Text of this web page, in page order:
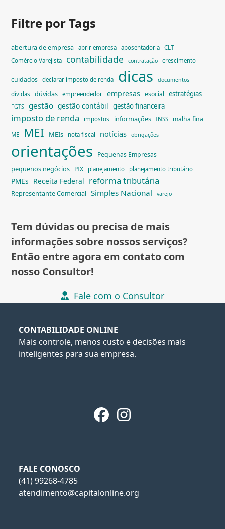
Filtre por Tags
abertura de empresa abrir empresa aposentadoria
CLT
Comércio Varejista
contabilidade contratação crescimento
cuidados declarar imposto de renda dicas documentos
dívidas dúvidas empreendedor empresas esocial estratégias
FGTS gestão gestão contábil gestão financeira
imposto de renda impostos informações INSS malha fina
ME MEI MEIs nota fiscal notícias obrigações
orientações Pequenas Empresas
pequenos negócios PIX planejamento planejamento tributário
PMEs Receita Federal reforma tributária
Representante Comercial Simples Nacional varejo
Tem dúvidas ou precisa de mais
informações sobre nossos serviços?
Então entre agora em contato com
nosso Consultor!
Fale com o Consultor
CONTABILIDADE ONLINE
Mais controle, menos custo e decisões mais
inteligentes para sua empresa.
Facebook
Instagram
FALE CONOSCO
(41) 99268-4785
atendimento@capitalonline.org